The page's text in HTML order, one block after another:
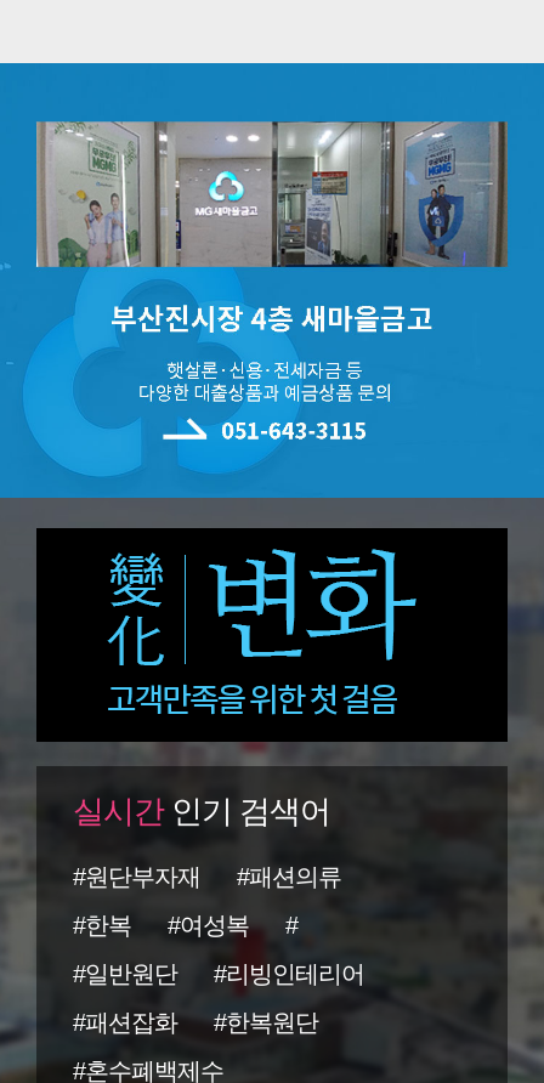
실시간인기 검색어
#원단부자재
#패션의류
#한복
#여성복
#
#일반원단
#리빙인테리어
#패션잡화
#한복원단
#혼수폐백제수